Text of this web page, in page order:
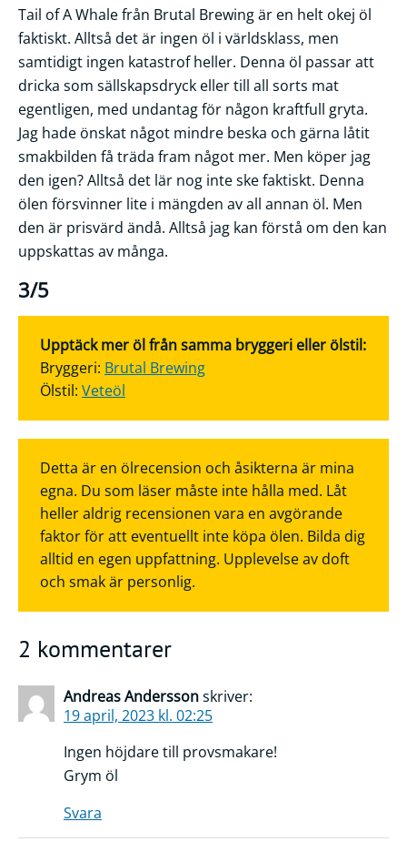
Tail of A Whale från Brutal Brewing är en helt okej öl
faktiskt. Alltså det är ingen öl i världsklass, men
samtidigt ingen katastrof heller. Denna öl passar att
dricka som sällskapsdryck eller till all sorts mat
egentligen, med undantag för någon kraftfull gryta.
Jag hade önskat något mindre beska och gärna låtit
smakbilden få träda fram något mer. Men köper jag
den igen? Alltså det lär nog inte ske faktiskt. Denna
ölen försvinner lite i mängden av all annan öl. Men
den är prisvärd ändå. Alltså jag kan förstå om den kan
uppskattas av många.
3/5
Upptäck mer öl från samma bryggeri eller ölstil:
Bryggeri: Brutal Brewing
Ölstil: Veteöl
Detta är en ölrecension och åsikterna är mina
egna. Du som läser måste inte hålla med. Låt
heller aldrig recensionen vara en avgörande
faktor för att eventuellt inte köpa ölen. Bilda dig
alltid en egen uppfattning. Upplevelse av doft
och smak är personlig.
2 kommentarer
Andreas Anderssonskriver:
19 april, 2023 kl. 02:25
Ingen höjdare till provsmakare!
Grym öl
Svara